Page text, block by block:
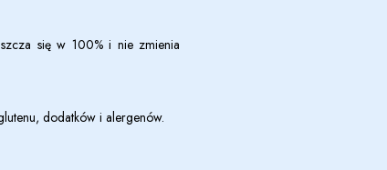
się w 100% i nie zmienia
dodatków i alergenów.